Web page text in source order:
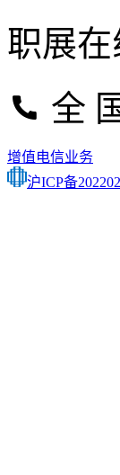
职展在
全
增值电信业务
沪ICP备